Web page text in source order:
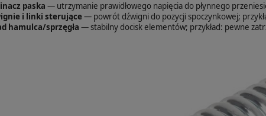
paska — utrzymanie prawidłowego napięcia do płynnego
i linki sterujące— powrót dźwigni do pozycji spoczynkowej;
hamulca/sprzęgła — stabilny docisk elementów; przykład: pewne